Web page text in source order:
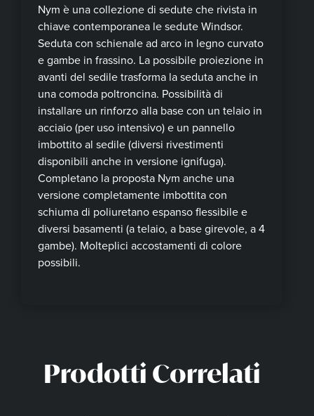
Nym è una collezione di sedute che rivista in
chiave contemporanea le sedute Windsor.
Seduta con schienale ad arco in legno curvato
e gambe in frassino. La possibile proiezione in
avanti del sedile trasforma la seduta anche in
una comoda poltroncina. Possibilità di
installare un rinforzo alla base con un telaio in
acciaio (per uso intensivo) e un pannello
imbottito al sedile (diversi rivestimenti
disponibili anche in versione ignifuga).
Completano la proposta Nym anche una
versione completamente imbottita con
schiuma di poliuretano espanso flessibile e
diversi basamenti (a telaio, a base girevole, a 4
gambe). Molteplici accostamenti di colore
possibili.
Prodotti Correlati